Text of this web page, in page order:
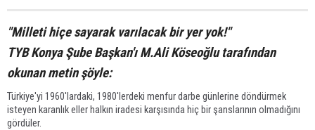
"Milleti hiçe sayarak varılacak bir yer yok!"
TYB Konya Şube Başkan'ı M.Ali Köseoğlu tarafından
okunan metin şöyle:
Türkiye'yi 1960'lardaki, 1980'lerdeki menfur darbe günlerine döndürmek
isteyen karanlık eller halkın iradesi karşısında hiç bir şanslarının olmadığını
gördüler.